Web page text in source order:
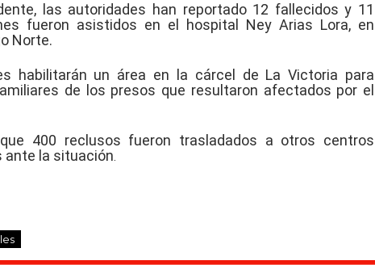
las autoridades han reportado 12 fallecidos y 11
fueron asistidos en el hospital Ney Arias Lora, en
Norte.
habilitarán un área en la cárcel de La Victoria para
de los presos que resultaron afectados por el
400 reclusos fueron trasladados a otros centros
ante la situación.